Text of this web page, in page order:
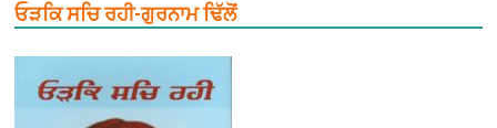
ਓੜਕਿ ਸਚਿ ਰਹੀ-ਗੁਰਨਾਮ ਢਿੱਲੋਂ